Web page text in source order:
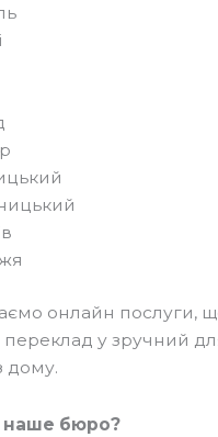
онлайн послуги,
у зручний
дому.
наше бюро?